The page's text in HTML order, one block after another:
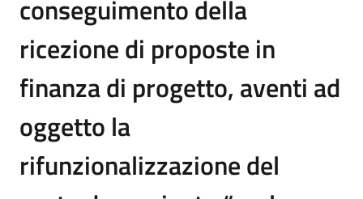
conseguimento della
ricezione di proposte in
finanza di progetto, aventi ad
oggetto la
rifunzionalizzazione del